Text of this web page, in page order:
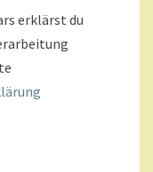
erklärst du